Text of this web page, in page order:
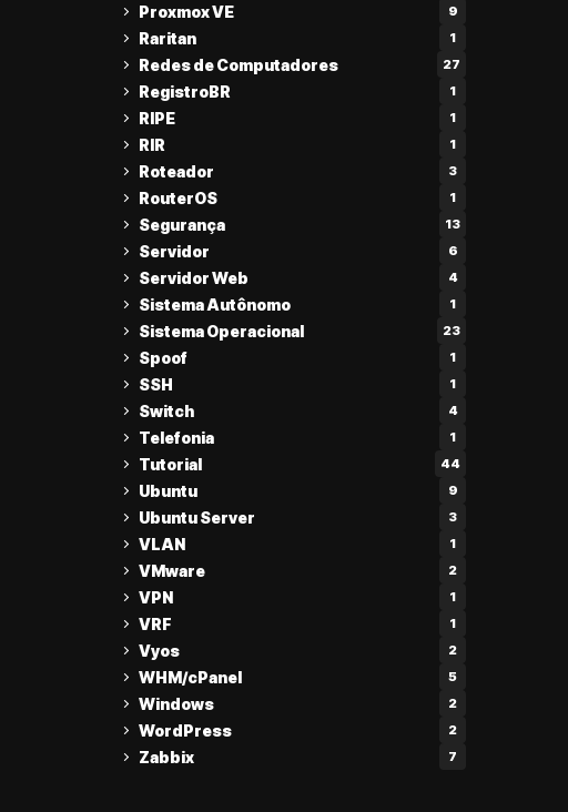
Proxmox VE 9
Raritan 1
Redes de Computadores 27
RegistroBR 1
RIPE 1
RIR 1
Roteador 3
RouterOS 1
Segurança 13
Servidor 6
Servidor Web 4
Sistema Autônomo 1
Sistema Operacional 23
Spoof 1
SSH 1
Switch 4
Telefonia 1
Tutorial 44
Ubuntu 9
Ubuntu Server 3
VLAN 1
VMware 2
VPN 1
VRF 1
Vyos 2
WHM/cPanel 5
Windows 2
WordPress 2
Zabbix 7